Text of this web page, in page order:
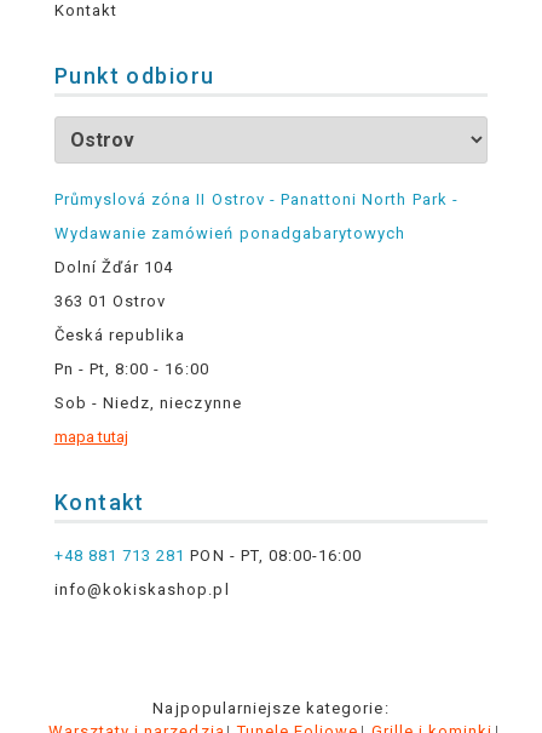
Kontakt
Punkt odbioru
Průmyslová zóna II Ostrov - Panattoni North Park -
Wydawanie zamówień ponadgabarytowych
Dolní Žďár 104
363 01 Ostrov
Česká republika
Pn - Pt, 8:00 - 16:00
Sob - Niedz, nieczynne
mapa tutaj
Kontakt
+48 881 713 281 PON - PT, 08:00-16:00
info@kokiskashop.pl
Najpopularniejsze kategorie: